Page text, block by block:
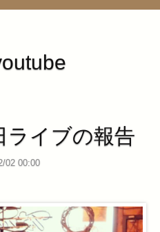
ライブの報告
02 00:00